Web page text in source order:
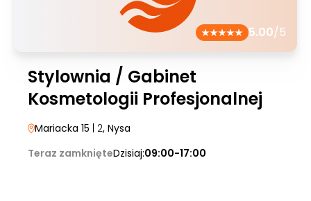
5.00/5
Stylownia / Gabinet
Kosmetologii Profesjonalnej
Mariacka 15 | 2, Nysa
Teraz zamknięteDzisiaj:09:00-17:00